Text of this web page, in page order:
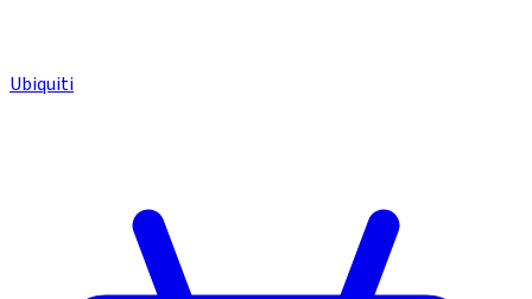
Ubiquiti